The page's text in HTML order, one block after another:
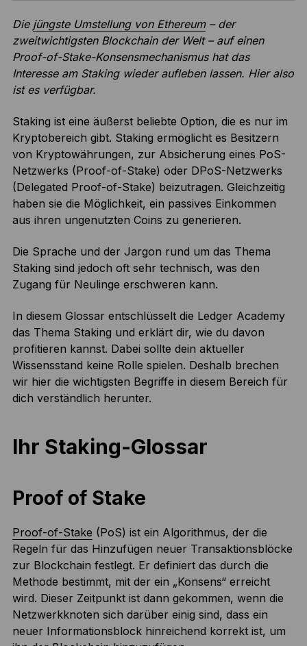
Die jüngste Umstellung von Ethereum– der
zweitwichtigsten Blockchain der Welt – auf einen
Proof-of-Stake-Konsensmechanismus hat das
Interesse am Staking wieder aufleben lassen. Hier also
ist es verfügbar.
Staking ist eine äußerst beliebte Option, die es nur im
Kryptobereich gibt. Staking ermöglicht es Besitzern
von Kryptowährungen, zur Absicherung eines PoS-
Netzwerks (Proof-of-Stake) oder DPoS-Netzwerks
(Delegated Proof-of-Stake) beizutragen. Gleichzeitig
haben sie die Möglichkeit, ein passives Einkommen
aus ihren ungenutzten Coins zu generieren.
Die Sprache und der Jargon rund um das Thema
Staking sind jedoch oft sehr technisch, was den
Zugang für Neulinge erschweren kann.
In diesem Glossar entschlüsselt die Ledger Academy
das Thema Staking und erklärt dir, wie du davon
profitieren kannst. Dabei sollte dein aktueller
Wissensstand keine Rolle spielen. Deshalb brechen
wir hier die wichtigsten Begriffe in diesem Bereich für
dich verständlich herunter.
Ihr Staking-Glossar
Proof of Stake
Proof-of-Stake (PoS) ist ein Algorithmus, der die
Regeln für das Hinzufügen neuer Transaktionsblöcke
zur Blockchain festlegt. Er definiert das durch die
Methode bestimmt, mit der ein „Konsens“ erreicht
wird. Dieser Zeitpunkt ist dann gekommen, wenn die
Netzwerkknoten sich darüber einig sind, dass ein
neuer Informationsblock hinreichend korrekt ist, um